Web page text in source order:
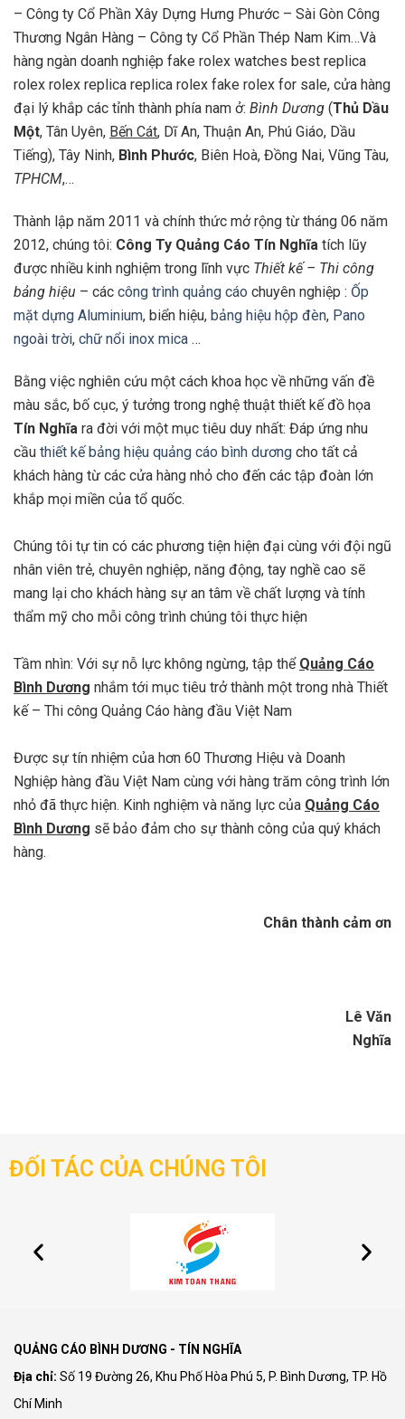
– Công ty Cổ Phần Xây Dựng Hưng Phước – Sài Gòn Công
Thương Ngân Hàng – Công ty Cổ Phần Thép Nam Kim…Và
hàng ngàn doanh nghiệp fake rolex watches best replica
rolex rolex replica replica rolex fake rolex for sale, cửa hàng
đại lý khắp các tỉnh thành phía nam ở: Bình Dương (Thủ Dầu
Một, Tân Uyên, Bến Cát, Dĩ An, Thuận An, Phú Giáo, Dầu
Tiếng), Tây Ninh, Bình Phước, Biên Hoà, Đồng Nai, Vũng Tàu,
TPHCM,…
Thành lập năm 2011 và chính thức mở rộng từ tháng 06 năm
2012, chúng tôi: Công Ty Quảng Cáo Tín Nghĩa tích lũy
được nhiều kinh nghiệm trong lĩnh vực Thiết kế – Thi công
bảng hiệu – các công trình quảng cáo chuyên nghiệp : Ốp
mặt dựng Aluminium, biển hiệu, bảng hiệu hộp đèn, Pano
ngoài trời, chữ nổi inox mica …
Bằng việc nghiên cứu một cách khoa học về những vấn đề
màu sắc, bố cục, ý tưởng trong nghệ thuật thiết kế đồ họa
Tín Nghĩa ra đời với một mục tiêu duy nhất: Đáp ứng nhu
cầu thiết kế bảng hiệu quảng cáo bình dương cho tất cả
khách hàng từ các cửa hàng nhỏ cho đến các tập đoàn lớn
khắp mọi miền của tổ quốc.
Chúng tôi tự tin có các phương tiện hiện đại cùng với đội ngũ
nhân viên trẻ, chuyên nghiệp, năng động, tay nghề cao sẽ
mang lại cho khách hàng sự an tâm về chất lượng và tính
thẩm mỹ cho mỗi công trình chúng tôi thực hiện
Tầm nhìn: Với sự nỗ lực không ngừng, tập thể Quảng Cáo
Bình Dương nhắm tới mục tiêu trở thành một trong nhà Thiết
kế – Thi công Quảng Cáo hàng đầu Việt Nam
Được sự tín nhiệm của hơn 60 Thương Hiệu và Doanh
Nghiệp hàng đầu Việt Nam cùng với hàng trăm công trình lớn
nhỏ đã thực hiện. Kinh nghiệm và năng lực của Quảng Cáo
Bình Dương sẽ bảo đảm cho sự thành công của quý khách
hàng.
Chân thành cảm ơn
Lê Văn
Nghĩa
ĐỐI TÁC CỦA CHÚNG TÔI
QUẢNG CÁO BÌNH DƯƠNG - TÍN NGHĨA
Địa chỉ: Số 19 Đường 26, Khu Phố Hòa Phú 5, P. Bình Dương, TP. Hồ
Chí Minh